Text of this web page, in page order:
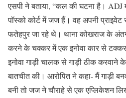
एसपी ने बताया, “कल की घटना है।
पॉस्को कोर्ट में जज हैं। वह अपनी प्राइवेट
फतेहपुर जा रहे थे। थाना कोखराज के
करने के चक्कर में एक इनोवा कार से
इनोवा गाड़ी चालक से गाड़ी ठीक
बातचीत की। आरोपित ने कहा- मैं गाड़ी
बनी तो जज ने चौराहे से एक एप्लिकेशन